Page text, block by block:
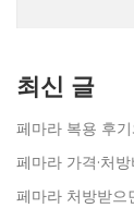
최신 글
페마라 복용 후
페마라 가격·처
페마라 처방받으